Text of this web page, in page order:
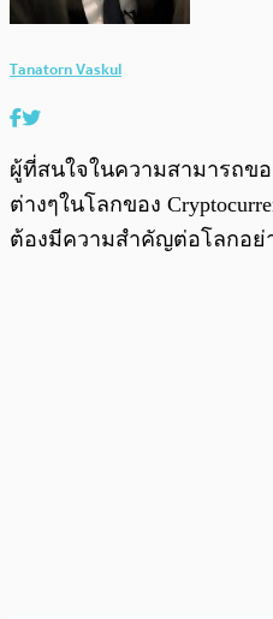
Tanatorn Vaskul
ผู้ที่สนใจในความสามารถขอ
ต่างๆในโลกของ
ต้องมีความสำคัญต่อโลกอย่